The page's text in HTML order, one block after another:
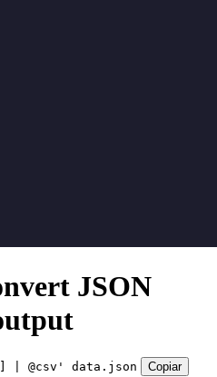
JSON
@csv' data.json Copiar